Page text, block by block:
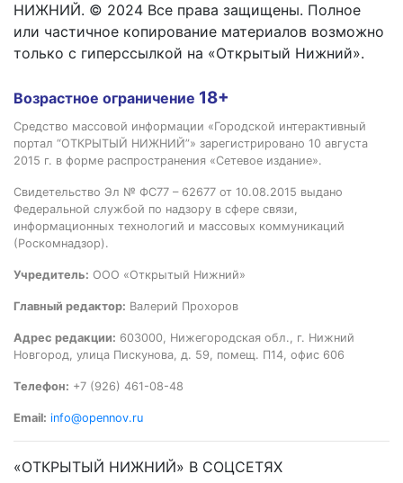
НИЖНИЙ. © 2024 Все права защищены. Полное
или частичное копирование материалов возможно
только с гиперссылкой на «Открытый Нижний».
Возрастное ограничение 18+
Средство массовой информации «Городской интерактивный
портал “ОТКРЫТЫЙ НИЖНИЙ”» зарегистрировано 10 августа
2015 г. в форме распространения «Сетевое издание».
Свидетельство Эл № ФС77 – 62677 от 10.08.2015 выдано
Федеральной службой по надзору в сфере связи,
информационных технологий и массовых коммуникаций
(Роскомнадзор).
Учредитель: ООО «Открытый Нижний»
Главный редактор: Валерий Прохоров
Адрес редакции: 603000, Нижегородская обл., г. Нижний
Новгород, улица Пискунова, д. 59, помещ. П14, офис 606
Телефон: +7 (926) 461-08-48
Email: info@opennov.ru
«ОТКРЫТЫЙ НИЖНИЙ» В СОЦСЕТЯХ